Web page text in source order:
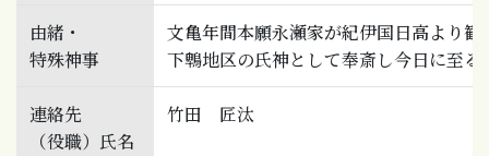
由緒・
特殊神事
文亀年間本願永瀬家が紀伊国日高より
下鵯地区の氏神として奉斎し今日に至る
連絡先
（役職）氏名
竹田 匠汰